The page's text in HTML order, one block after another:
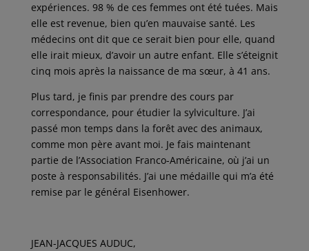
expériences. 98 % de ces femmes ont été tuées. Mais
elle est revenue, bien qu’en mauvaise santé. Les
médecins ont dit que ce serait bien pour elle, quand
elle irait mieux, d’avoir un autre enfant. Elle s’éteignit
cinq mois après la naissance de ma sœur, à 41 ans.
Plus tard, je finis par prendre des cours par
correspondance, pour étudier la sylviculture. J’ai
passé mon temps dans la forêt avec des animaux,
comme mon père avant moi. Je fais maintenant
partie de l’Association Franco-Américaine, où j’ai un
poste à responsabilités. J’ai une médaille qui m’a été
remise par le général Eisenhower.
JEAN-JACQUES AUDUC,